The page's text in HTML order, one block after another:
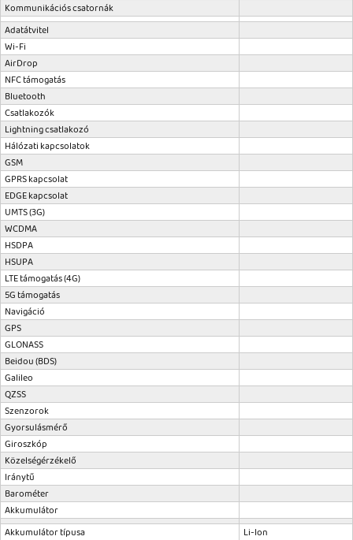
Kommunikációs csatornák
Adatátvitel
Wi-Fi
AirDrop
NFC támogatás
Bluetooth
Csatlakozók
Lightning csatlakozó
Hálózati kapcsolatok
GSM
GPRS kapcsolat
EDGE kapcsolat
UMTS (3G)
WCDMA
HSDPA
HSUPA
LTE támogatás (4G)
5G támogatás
Navigáció
GPS
GLONASS
Beidou (BDS)
Galileo
QZSS
Szenzorok
Gyorsulásmérő
Giroszkóp
Közelségérzékelő
Iránytű
Barométer
Akkumulátor
Akkumulátor típusa
Li-Ion